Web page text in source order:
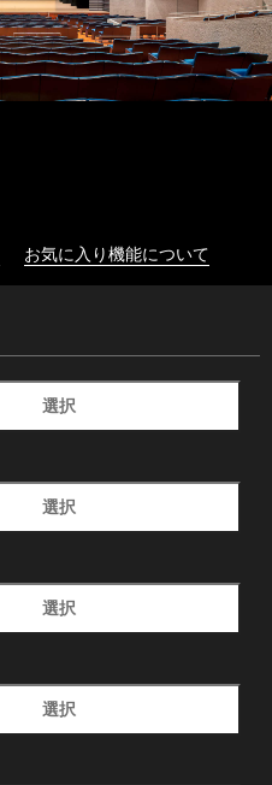
お気に入り機能について
選択
選択
選択
選択